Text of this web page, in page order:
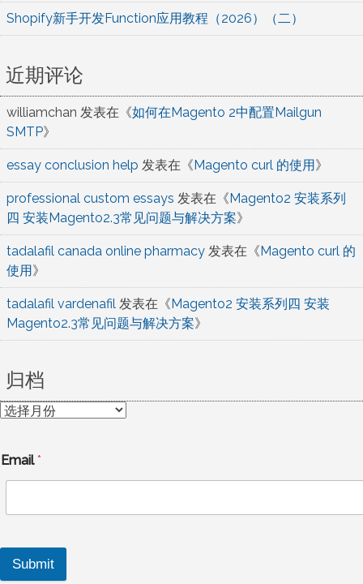
Shopify新手开发Function应用教程（2026）（二）
近期评论
williamchan 发表在《如何在Magento 2中配置Mailgun
SMTP》
essay conclusion help 发表在《Magento curl 的使用》
professional custom essays 发表在《Magento2 安装系列
四 安装Magento2.3常见问题与解决方案》
tadalafil canada online pharmacy 发表在《Magento curl 的
使用》
tadalafil vardenafil 发表在《Magento2 安装系列四 安装
Magento2.3常见问题与解决方案》
归档
归
Email*
Submit